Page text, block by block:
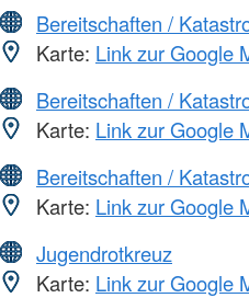
Bereitschaften /
Karte: Link zur Google
Bereitschaften /
Karte: Link zur Google
Bereitschaften /
Karte: Link zur Google
Jugendrotkreuz
Karte: Link zur Google